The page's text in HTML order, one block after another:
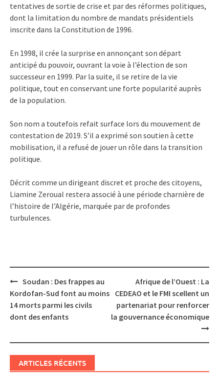
tentatives de sortie de crise et par des réformes politiques,
dont la limitation du nombre de mandats présidentiels
inscrite dans la Constitution de 1996.
En 1998, il crée la surprise en annonçant son départ
anticipé du pouvoir, ouvrant la voie à l’élection de son
successeur en 1999. Par la suite, il se retire de la vie
politique, tout en conservant une forte popularité auprès
de la population.
Son nom a toutefois refait surface lors du mouvement de
contestation de 2019. S’il a exprimé son soutien à cette
mobilisation, il a refusé de jouer un rôle dans la transition
politique.
Décrit comme un dirigeant discret et proche des citoyens,
Liamine Zeroual restera associé à une période charnière de
l’histoire de l’Algérie, marquée par de profondes
turbulences.
Post
navigation
Soudan : Des frappes au
Kordofan-Sud font au moins
14 morts parmi les civils
dont des enfants
Afrique de l’Ouest : La
CEDEAO et le FMI scellent un
partenariat pour renforcer
la gouvernance économique
ARTICLES RÉCENTS